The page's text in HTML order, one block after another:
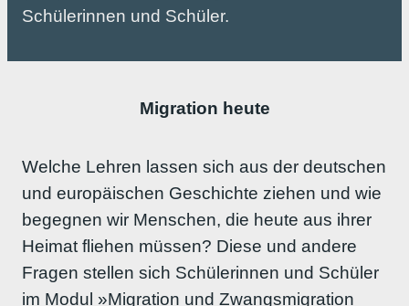
Schülerinnen und Schüler.
Migration heute
Welche Lehren lassen sich aus der deutschen
und europäischen Geschichte ziehen und wie
begegnen wir Menschen, die heute aus ihrer
Heimat fliehen müssen? Diese und andere
Fragen stellen sich Schülerinnen und Schüler
im Modul »Migration und Zwangsmigration